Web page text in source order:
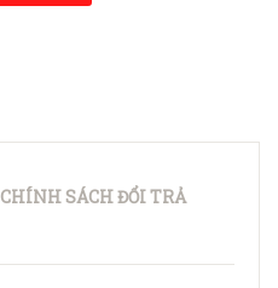
CHÍNH SÁCH ĐỔI TRẢ